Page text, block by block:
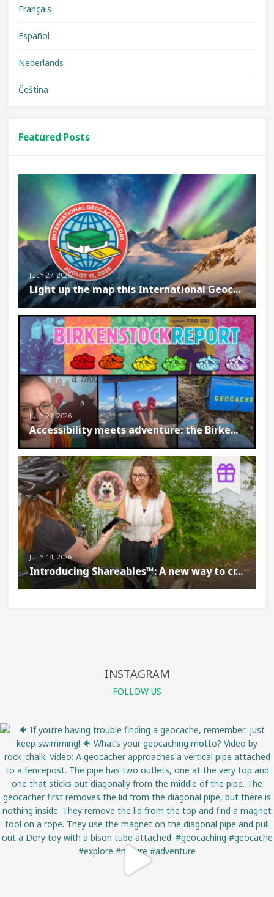
Français
Español
Nederlands
Čeština
Featured Posts
JULY 27, 2026
Light up the map this International Geoc...
JULY 27, 2026
Accessibility meets adventure: the Birke...
JULY 14, 2026
Introducing Shareables™: A new way to cr...
INSTAGRAM
FOLLOW US